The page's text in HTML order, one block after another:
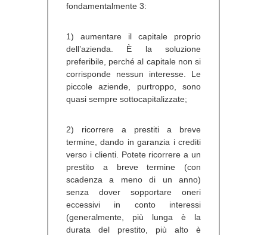
fondamentalmente 3:
1) aumentare il capitale proprio
dell’azienda. È la soluzione
preferibile, perché al capitale non si
corrisponde nessun interesse. Le
piccole aziende, purtroppo, sono
quasi sempre sottocapitalizzate;
2) ricorrere a prestiti a breve
termine, dando in garanzia i crediti
verso i clienti. Potete ricorrere a un
prestito a breve termine (con
scadenza a meno di un anno)
senza dover sopportare oneri
eccessivi in conto interessi
(generalmente, più lunga è la
durata del prestito, più alto è